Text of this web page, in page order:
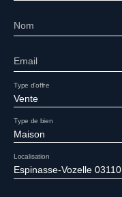
Nom
Email
Vente
Type d'offre
Maison
Type de bien
Espinasse-Vozelle 03110
Localisation